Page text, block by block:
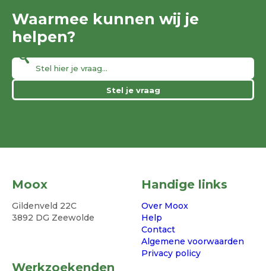
Waarmee kunnen wij je
helpen?
Stel je vraag
Moox
Gildenveld 22C
3892 DG Zeewolde
Handige links
Over Moox
Help
Contact
Algemene voorwaarden
Privacy policy
Werkzoekenden